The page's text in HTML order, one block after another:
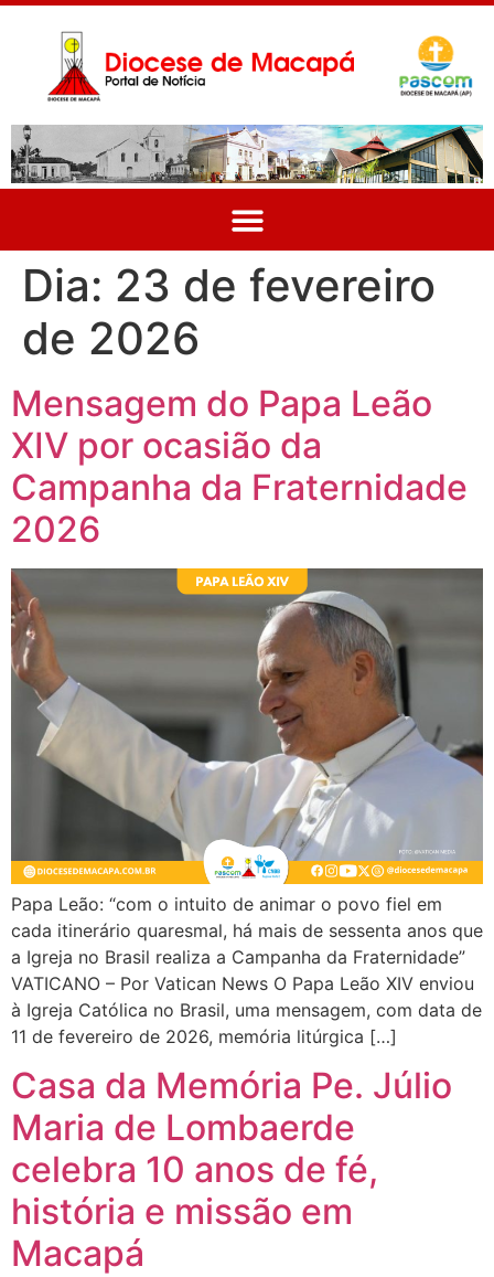
Dia: 23 de fevereiro
de 2026
Mensagem do Papa Leão
XIV por ocasião da
Campanha da Fraternidade
2026
Papa Leão: “com o intuito de animar o povo fiel em
cada itinerário quaresmal, há mais de sessenta anos que
a Igreja no Brasil realiza a Campanha da Fraternidade”
VATICANO – Por Vatican News O Papa Leão XIV enviou
à Igreja Católica no Brasil, uma mensagem, com data de
11 de fevereiro de 2026, memória litúrgica […]
Casa da Memória Pe. Júlio
Maria de Lombaerde
celebra 10 anos de fé,
história e missão em
Macapá